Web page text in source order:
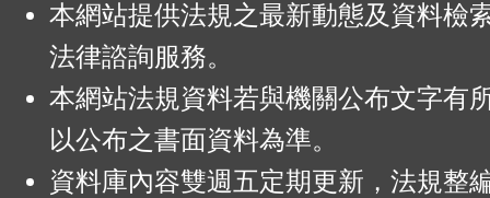
本網站提供法規之最新動態及資料檢
法律諮詢服務。
本網站法規資料若與機關公布文字有
以公布之書面資料為準。
資料庫內容雙週五定期更新，法規整